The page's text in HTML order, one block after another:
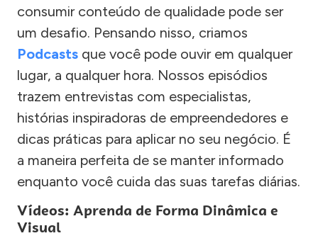
consumir conteúdo de qualidade pode ser
um desafio. Pensando nisso, criamos
Podcasts que você pode ouvir em qualquer
lugar, a qualquer hora. Nossos episódios
trazem entrevistas com especialistas,
histórias inspiradoras de empreendedores e
dicas práticas para aplicar no seu negócio. É
a maneira perfeita de se manter informado
enquanto você cuida das suas tarefas diárias.
Vídeos: Aprenda de Forma Dinâmica e
Visual